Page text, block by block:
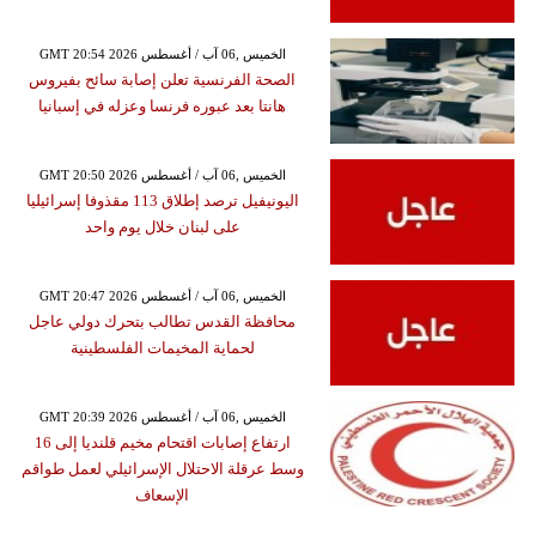
GMT 20:54 2026 الخميس ,06 آب / أغسطس
الصحة الفرنسية تعلن إصابة سائح بفيروس
هانتا بعد عبوره فرنسا وعزله في إسبانيا
GMT 20:50 2026 الخميس ,06 آب / أغسطس
اليونيفيل ترصد إطلاق 113 مقذوفا إسرائيليا
على لبنان خلال يوم واحد
GMT 20:47 2026 الخميس ,06 آب / أغسطس
محافظة القدس تطالب بتحرك دولي عاجل
لحماية المخيمات الفلسطينية
GMT 20:39 2026 الخميس ,06 آب / أغسطس
ارتفاع إصابات اقتحام مخيم قلنديا إلى 16
وسط عرقلة الاحتلال الإسرائيلي لعمل طواقم
الإسعاف